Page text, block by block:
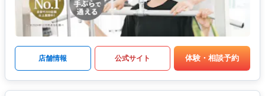
店舗情報 公式サイト 体験・相談予約